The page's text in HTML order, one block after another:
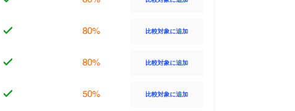
80% 比較対象に追加
80% 比較対象に追加
50% 比較対象に追加